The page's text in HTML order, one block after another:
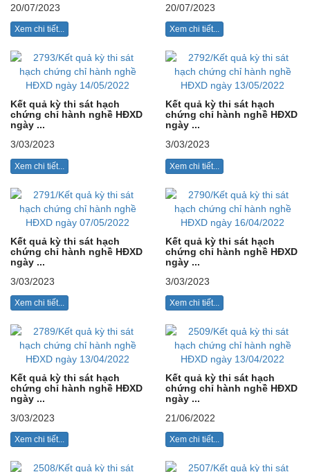
20/07/2023
Xem chi tiết...
20/07/2023
Xem chi tiết...
Kết quả kỳ thi sát hạch
chứng chỉ hành nghề HĐXD
ngày ...
3/03/2023
Xem chi tiết...
Kết quả kỳ thi sát hạch
chứng chỉ hành nghề HĐXD
ngày ...
3/03/2023
Xem chi tiết...
Kết quả kỳ thi sát hạch
chứng chỉ hành nghề HĐXD
ngày ...
3/03/2023
Xem chi tiết...
Kết quả kỳ thi sát hạch
chứng chỉ hành nghề HĐXD
ngày ...
3/03/2023
Xem chi tiết...
Kết quả kỳ thi sát hạch
chứng chỉ hành nghề HĐXD
ngày ...
3/03/2023
Xem chi tiết...
Kết quả kỳ thi sát hạch
chứng chỉ hành nghề HĐXD
ngày ...
21/06/2022
Xem chi tiết...